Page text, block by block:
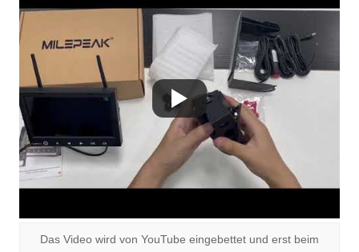
Das Video wird von YouTube eingebettet und erst beim